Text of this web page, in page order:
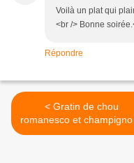
Voilà un plat qui
<br /> Bonne
Répondre
< Gratin de chou
romanesco et
de Paris